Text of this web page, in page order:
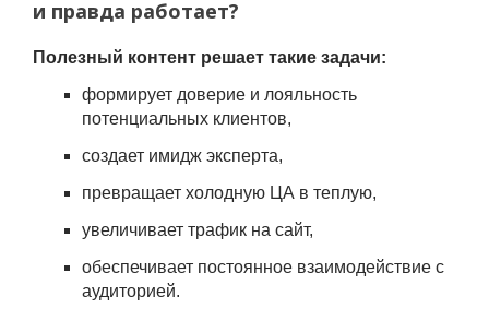
и правда работает?
Полезный контент решает такие задачи:
формирует доверие и лояльность
потенциальных клиентов,
создает имидж эксперта,
превращает холодную ЦА в теплую,
увеличивает трафик на сайт,
обеспечивает постоянное взаимодействие с
аудиторией.